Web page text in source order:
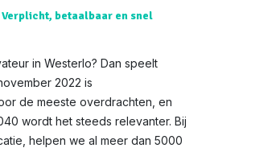
betaalbaar en snel
in Westerlo? Dan speelt
2022 is
de meeste overdrachten, en
wordt het steeds relevanter. Bij
helpen we al meer dan 5000